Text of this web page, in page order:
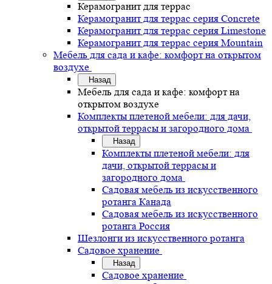
Керамогранит для террас
Керамогранит для террас серия Concrete
Керамогранит для террас серия Limestone
Керамогранит для террас серия Mountain
Мебель для сада и кафе: комфорт на открытом
воздухе
Назад
Мебель для сада и кафе: комфорт на
открытом воздухе
Комплекты плетеной мебели: для дачи,
открытой террасы и загородного дома
Назад
Комплекты плетеной мебели: для
дачи, открытой террасы и
загородного дома
Садовая мебель из искусственного
ротанга Канада
Садовая мебель из искусственного
ротанга Россия
Шезлонги из искусственного ротанга
Садовое хранение
Назад
Садовое хранение